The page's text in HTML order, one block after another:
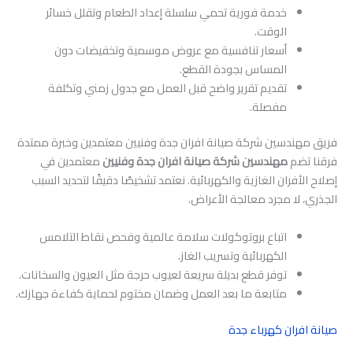
خدمة فورية تحمي سلسلة إعداد الطعام وتقلل خسائر
الوقت.
أسعار تنافسية مع عروض موسمية وتخفيضات دون
المساس بجودة القطع.
تقديم تقرير واضح قبل العمل مع جدول زمني وتكلفة
مفصلة.
فريق مهندسين شركة صيانة افران جدة وفنيين معتمدين وخبرة ممتدة
فرقنا تضممهندسين شركة صيانة افران جدة وفنيينمعتمدين في
إصلاح الأفران الغازية والكهربائية. نعتمد تشخيصًا دقيقًا لتحديد السبب
الجذري، لا مجرد معالجة الأعراض.
اتباع بروتوكولات سلامة عالمية وفحص نقاط التلامس
الكهربائية وتسريب الغاز.
توفر قطع بديلة سريعة لعيوب حرجة مثل العيون والسخانات.
متابعة ما بعد العمل وضمان مختوم لحماية كفاءة جهازك.
صيانة افران كهرباء جدة